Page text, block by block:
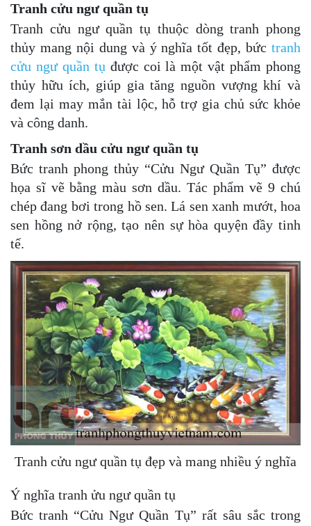
Tranh cửu ngư quần tụ
Tranh cửu ngư quần tụ thuộc dòng tranh phong
thủy mang nội dung và ý nghĩa tốt đẹp, bức tranh
cửu ngư quần tụ được coi là mộtvật phẩm phong
thủy hữu ích, giúp gia tăng nguồn vượng khí và
đem lại may mắn tài lộc, hỗ trợ gia chủ sức khỏe
và công danh.
Tranh sơn dầu cửu ngư quần tụ
Bức tranh phong thủy “Cửu Ngư Quần Tụ” được
họa sĩ vẽ bằng màu sơn dầu. Tác phẩm vẽ 9 chú
chép đang bơi trong hồ sen. Lá sen xanh mướt, hoa
sen hồng nở rộng, tạo nên sự hòa quyện đầy tinh
tế.
Tranh cửu ngư quần tụ đẹp và mang nhiều ý nghĩa
Ý nghĩa tranh ửu ngư quần tụ
Bức tranh “Cửu Ngư Quần Tụ” rất sâu sắc trong